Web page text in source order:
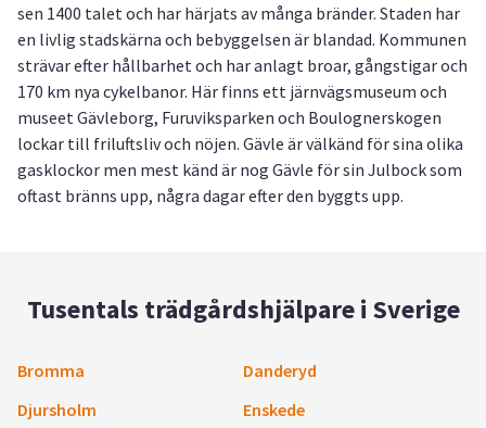
sen 1400 talet och har härjats av många bränder. Staden har
en livlig stadskärna och bebyggelsen är blandad. Kommunen
strävar efter hållbarhet och har anlagt broar, gångstigar och
170 km nya cykelbanor. Här finns ett järnvägsmuseum och
museet Gävleborg, Furuviksparken och Boulognerskogen
lockar till friluftsliv och nöjen. Gävle är välkänd för sina olika
gasklockor men mest känd är nog Gävle för sin Julbock som
oftast bränns upp, några dagar efter den byggts upp.
Tusentals trädgårdshjälpare i Sverige
Bromma
Danderyd
Djursholm
Enskede